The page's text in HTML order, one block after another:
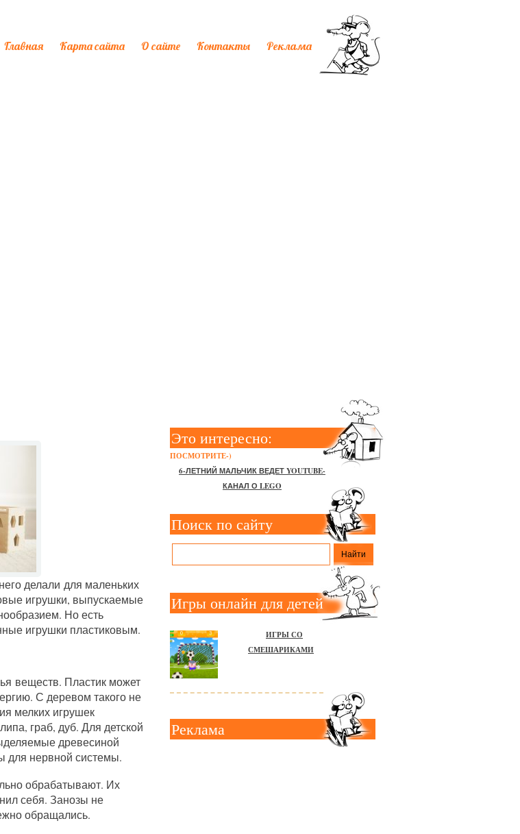
Главная Карта сайта О сайте Контакты Реклама
делали для маленьких
игрушки, выпускаемые
Но есть
игрушки пластиковым.
веществ. Пластик может
С деревом такого не
мелких игрушек
граб, дуб. Для детской
древесиной
для нервной системы.
обрабатывают. Их
себя. Занозы не
обращались.
Это интересно:
ПОСМОТРИТЕ-)
6-ЛЕТНИЙ МАЛЬЧИК ВЕДЕТ YOUTUBE-
КАНАЛ О LEGO
Поиск по сайту
Игры онлайн для детей
ИГРЫ СО
СМЕШАРИКАМИ
Реклама